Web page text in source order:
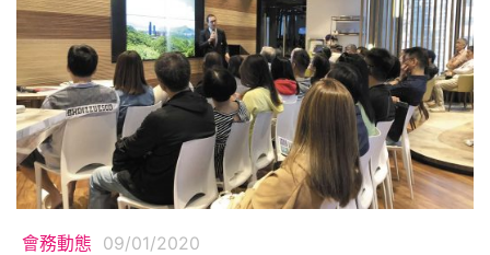
會務動態 09/01/2020